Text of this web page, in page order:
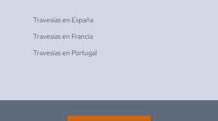
Travesías en España
Travesías en Francia
Travesías en Portugal